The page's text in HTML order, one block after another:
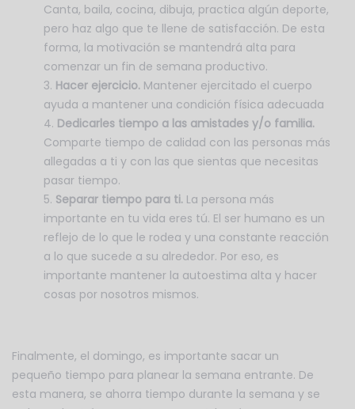
Canta, baila, cocina, dibuja, practica algún deporte,
pero haz algo que te llene de satisfacción. De esta
forma, la motivación se mantendrá alta para
comenzar un fin de semana productivo.
Hacer ejercicio. Mantener ejercitado el cuerpo
ayuda a mantener una condición física adecuada
Dedicarles tiempo a las amistades y/o familia.
Comparte tiempo de calidad con las personas más
allegadas a ti y con las que sientas que necesitas
pasar tiempo.
Separar tiempo para ti. La persona más
importante en tu vida eres tú. El ser humano es un
reflejo de lo que le rodea y una constante reacción
a lo que sucede a su alrededor. Por eso, es
importante mantener la autoestima alta y hacer
cosas por nosotros mismos.
Finalmente, el domingo, es importante sacar un
pequeño tiempo para planear la semana entrante. De
esta manera, se ahorra tiempo durante la semana y se